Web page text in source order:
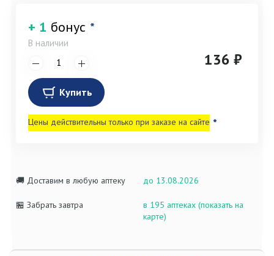
+ 1 бонус *
В наличии
136 ₽
Купить
Цены действительны только при заказе на сайте *
🚚 Доставим в любую аптеку до 13.08.2026
🏪 Забрать завтра
в 195 аптеках (показать на
карте)